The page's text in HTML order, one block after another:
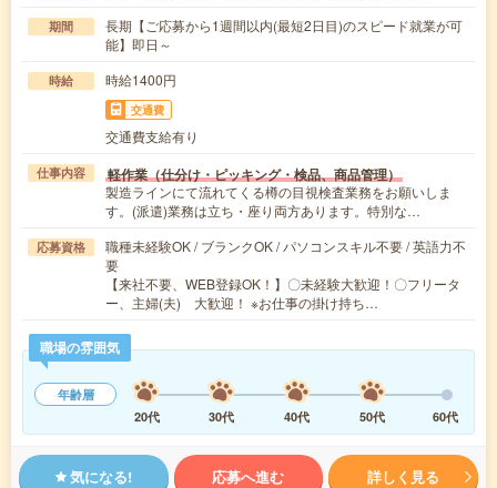
期間
長期【ご応募から1週間以内(最短2日目)のスピード就業が可
能】即日～
時給 時給1400円
交通費
交通費支給有り
仕事内容 軽作業（仕分け・ピッキング・検品、商品管理）
製造ラインにて流れてくる樽の目視検査業務をお願いしま
す。(派遣)業務は立ち・座り両方あります。特別な…
応募資格
職種未経験OK / ブランクOK / パソコンスキル不要 / 英語力不
要
【来社不要、WEB登録OK！】〇未経験大歓迎！〇フリータ
ー、主婦(夫) 大歓迎！ ※お仕事の掛け持ち…
職場の雰囲気
年齢層
20代
30代 40代 50代 60代
気になる! 応募へ進む 詳しく見る